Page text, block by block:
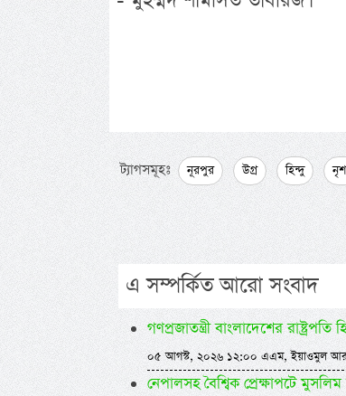
ট্যাগসমূহঃ নূরপুর উগ্র হিন্দু
এ সম্পর্কিত আরো সংবাদ
গণপ্রজাতন্ত্রী বাংলাদেশের
০৫ আগস্ট, ২০২৬ ১২:০০ এএম, ইয়াওমুল
নেপালসহ বৈশ্বিক প্রেক্ষাপটে